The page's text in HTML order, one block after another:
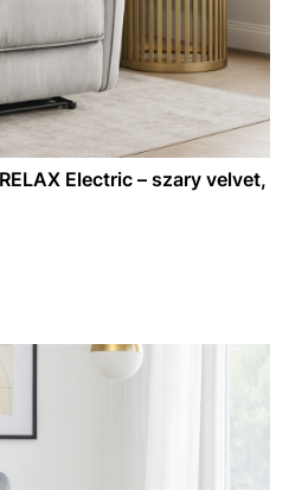
Electric – szary velvet,